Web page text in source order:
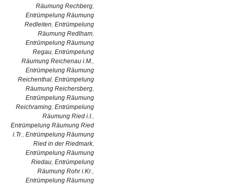
Räumung Rechberg,
Entrümpelung Räumung
Redleiten, Entrümpelung
Räumung Redlham,
Entrümpelung Räumung
Regau, Entrümpelung
Räumung Reichenau i.M.,
Entrümpelung Räumung
Reichenthal, Entrümpelung
Räumung Reichersberg,
Entrümpelung Räumung
Reichraming, Entrümpelung
Räumung Ried i.I.,
Entrümpelung Räumung Ried
i.Tr., Entrümpelung Räumung
Ried in der Riedmark,
Entrümpelung Räumung
Riedau, Entrümpelung
Räumung Rohr i.Kr.,
Entrümpelung Räumung